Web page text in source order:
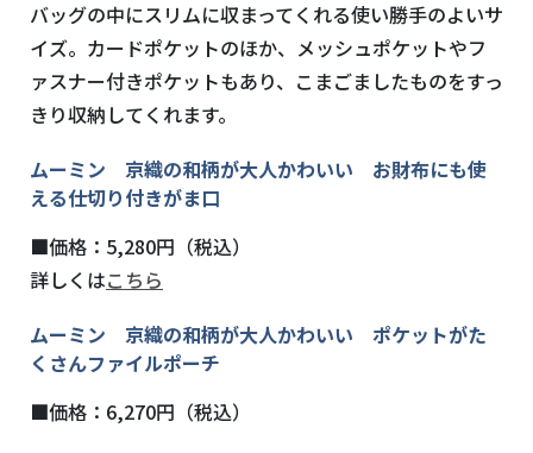
バッグの中にスリムに収まってくれる使い勝手のよいサ
イズ。カードポケットのほか、メッシュポケットやフ
ァスナー付きポケットもあり、こまごましたものをすっ
きり収納してくれます。
ムーミン 京織の和柄が大人かわいい お財布にも使
える仕切り付きがま口
■価格：5,280円（税込）
詳しくはこちら
ムーミン 京織の和柄が大人かわいい ポケットがた
くさんファイルポーチ
■価格：6,270円（税込）